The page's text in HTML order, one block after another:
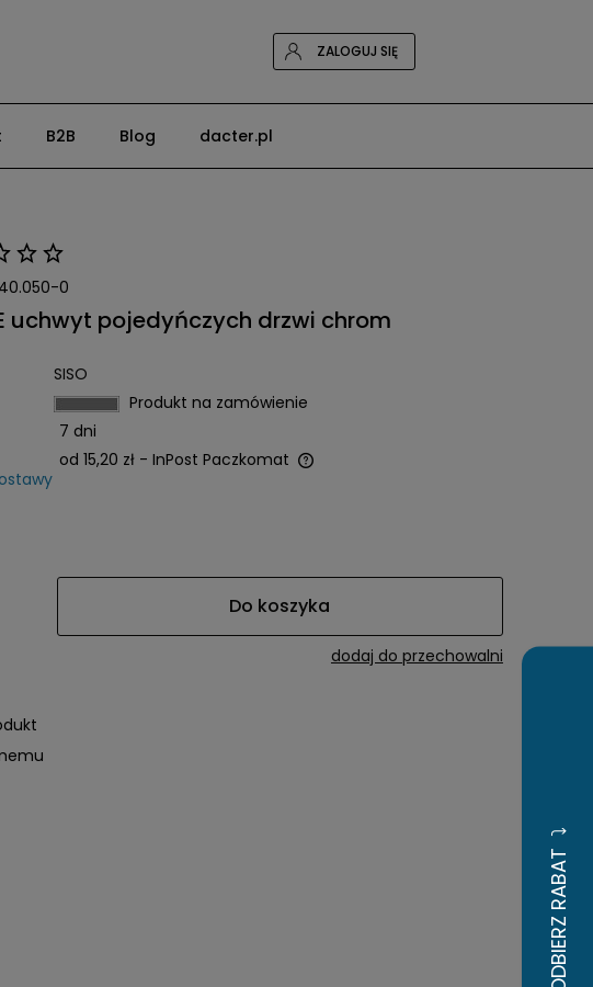
ZALOGUJ SIĘ
B2B Blog dacter.pl
0
uchwyt pojedyńczych drzwi chrom
SISO
Produkt na zamówienie
7 dni
od 15,20 zł - InPost Paczkomat
Do koszyka
dodaj do przechowalni